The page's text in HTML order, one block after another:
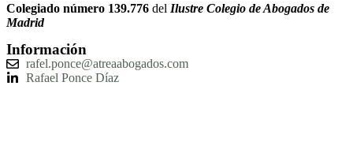
Colegiado número 139.776 del Ilustre Colegio de Abogados de
Madrid
Información
rafel.ponce@atreaabogados.com
Rafael Ponce Díaz